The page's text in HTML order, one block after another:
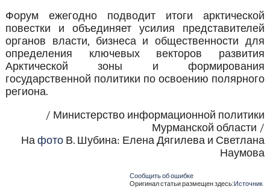
Форум ежегодно подводит итоги арктической
повестки и объединяет усилия представителей
органов власти, бизнеса и общественности для
определения ключевых векторов развития
Арктической зоны и формирования
государственной политики по освоению полярного
региона.
/ Министерство информационной политики
Мурманской области /
Нафото В. Шубина: Елена Дягилева и Светлана
Наумова
Сообщить об ошибке
Оригинал статьи размещен здесь:Источник